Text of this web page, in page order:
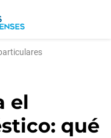
el
qué